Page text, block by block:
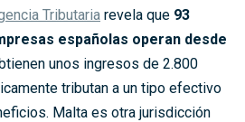
Tributaria revela que 93
españolas operan desde
unos ingresos de 2.800
tributan a un tipo efectivo
Malta es otra jurisdicción